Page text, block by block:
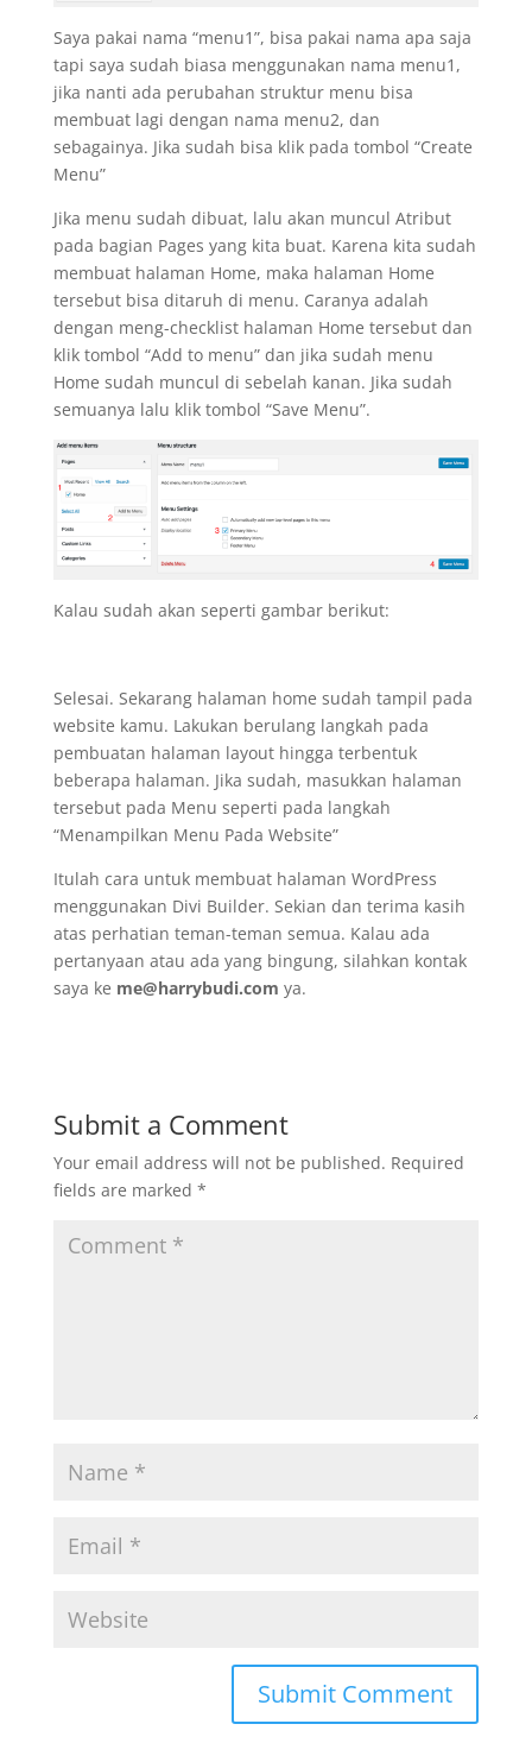
Saya pakai nama “menu1”, bisa pakai nama apa saja
tapi saya sudah biasa menggunakan nama menu1,
jika nanti ada perubahan struktur menu bisa
membuat lagi dengan nama menu2, dan
sebagainya. Jika sudah bisa klik pada tombol “Create
Menu”
Jika menu sudah dibuat, lalu akan muncul Atribut
pada bagian Pages yang kita buat. Karena kita sudah
membuat halaman Home, maka halaman Home
tersebut bisa ditaruh di menu. Caranya adalah
dengan meng-checklist halaman Home tersebut dan
klik tombol “Add to menu” dan jika sudah menu
Home sudah muncul di sebelah kanan. Jika sudah
semuanya lalu klik tombol “Save Menu”.
Kalau sudah akan seperti gambar berikut:
Selesai. Sekarang halaman home sudah tampil pada
website kamu. Lakukan berulang langkah pada
pembuatan halaman layout hingga terbentuk
beberapa halaman. Jika sudah, masukkan halaman
tersebut pada Menu seperti pada langkah
“Menampilkan Menu Pada Website”
Itulah cara untuk membuat halaman WordPress
menggunakan Divi Builder. Sekian dan terima kasih
atas perhatian teman-teman semua. Kalau ada
pertanyaan atau ada yang bingung, silahkan kontak
saya ke me@harrybudi.com ya.
Submit a Comment
Your email address will not be published. Required
fields are marked *